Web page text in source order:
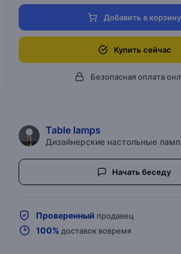
Добавить в корзину
Купить сейчас
Безопасная оплата
Table lamps
Дизайнерские настольные
Начать беседу
Проверенный продавец
100% доставок вовремя